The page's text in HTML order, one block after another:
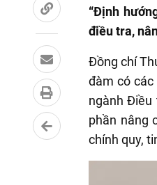
“Định
điều tra,
Đồng chí
đàm có các
ngành Điều
phần nâng
chính quy,